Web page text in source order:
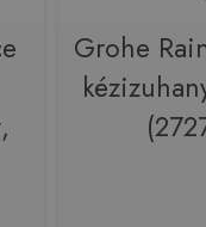
Grohe